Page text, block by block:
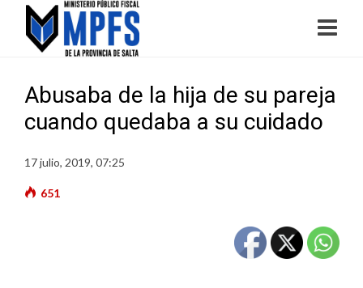
Abusaba de la hija de su pareja
cuando quedaba a su cuidado
17 julio, 2019, 07:25
651